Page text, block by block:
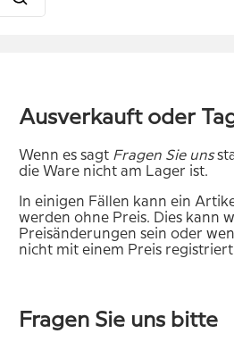
Ausverkauft oder
Wenn es sagt Fragen Sie uns
die Ware nicht am Lager ist.
In einigen Fällen kann ein
werden ohne Preis. Dies kann
Preisänderungen sein oder
nicht mit einem Preis registriert
Fragen Sie uns bitte